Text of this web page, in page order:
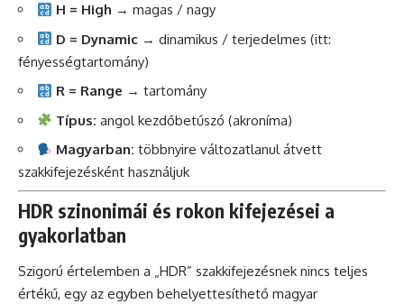
H = High → magas / nagy
D = Dynamic → dinamikus / terjedelmes (itt:
fényességtartomány)
R = Range → tartomány
Típus: angol kezdőbetűszó (akroníma)
Magyarban: többnyire változatlanul átvett
szakkifejezésként használjuk
HDR szinonimái és rokon kifejezései a
gyakorlatban
Szigorú értelemben a „HDR” szakkifejezésnek nincs teljes
értékű, egy az egyben behelyettesíthető magyar